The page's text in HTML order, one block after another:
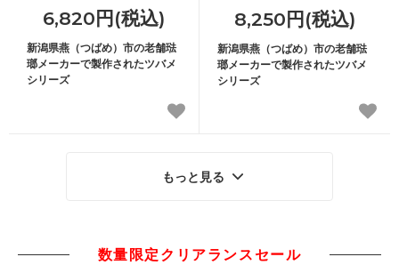
6,820円(税込)
新潟県燕（つばめ）市の老舗琺
瑯メーカーで製作されたツバメ
シリーズ
8,250円(税込)
新潟県燕（つばめ）市の老舗琺
瑯メーカーで製作されたツバメ
シリーズ
もっと見る
数量限定クリアランスセール